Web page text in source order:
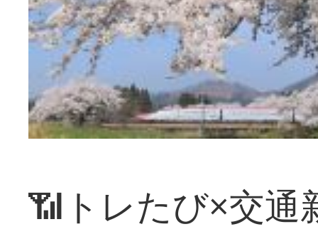
📶トレたび×交通